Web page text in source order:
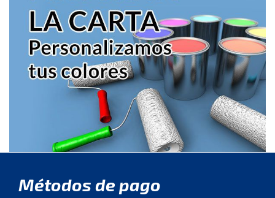
Métodos de pago